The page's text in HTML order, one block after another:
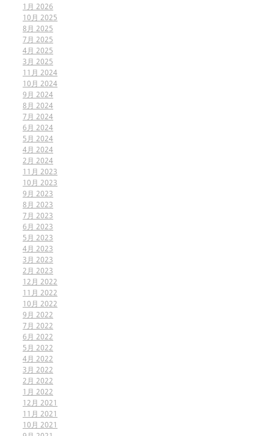
1月 2026
10月 2025
8月 2025
7月 2025
4月 2025
3月 2025
11月 2024
10月 2024
9月 2024
8月 2024
7月 2024
6月 2024
5月 2024
4月 2024
2月 2024
11月 2023
10月 2023
9月 2023
8月 2023
7月 2023
6月 2023
5月 2023
4月 2023
3月 2023
2月 2023
12月 2022
11月 2022
10月 2022
9月 2022
7月 2022
6月 2022
5月 2022
4月 2022
3月 2022
2月 2022
1月 2022
12月 2021
11月 2021
10月 2021